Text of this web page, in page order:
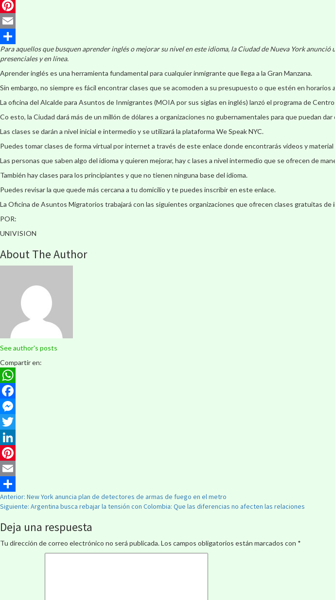
LinkedIn
Pinterest
Email
Compartir
Para aquellos que busquen aprender inglés o mejorar su nivel en este idioma, la Ciudad de Nueva York
presenciales y en línea.
Aprender inglés es una herramienta fundamental para cualquier inmigrante que llega a la Gran Manzana.
Sin embargo, no siempre es fácil encontrar clases que se acomoden a su presupuesto o que estén en horarios
La oficina del Alcalde para Asuntos de Inmigrantes (MOIA por sus siglas en inglés) lanzó el programa de
Co esto, la Ciudad dará más de un millón de dólares a organizaciones no gubernamentales para que puedan
Las clases se darán a nivel inicial e intermedio y se utilizará la plataforma We Speak NYC.
Puedes tomar clases de forma virtual por internet a través de este enlace donde encontrarás videos y
Las personas que saben algo del idioma y quieren mejorar, hay c lases a nivel intermedio que se ofrecen de
También hay clases para los principiantes y que no tienen ninguna base del idioma.
Puedes revisar la que quede más cercana a tu domicilio y te puedes inscribir en este enlace.
La Oficina de Asuntos Migratorios trabajará con las siguientes organizaciones que ofrecen clases gratuitas de
POR:
UNIVISION
About The Author
See author's posts
Compartir en:
WhatsApp
Facebook
Messenger
Twitter
LinkedIn
Pinterest
Email
Compartir
Anterior: New York anuncia plan de detectores de armas de fuego en el metro
Siguiente: Argentina busca rebajar la tensión con Colombia: Que las diferencias no afecten las relaciones
Deja una respuesta
Tu dirección de correo electrónico no será publicada.Los campos obligatorios están marcados con *